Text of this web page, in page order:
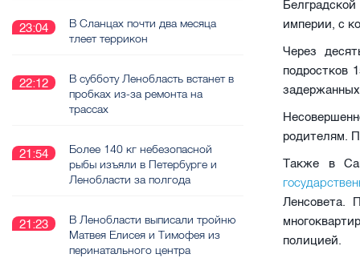
империи, с
Через
подростков
родителям.
Также в
Ленсовета.
полицией.
23:04
В Сланцах почти два месяца
тлеет террикон
22:12
В субботу Ленобласть встанет в
пробках из-за ремонта на
трассах
21:54
Более 140 кг небезопасной
рыбы изъяли в Петербурге и
Ленобласти за полгода
21:23
В Ленобласти выписали тройню
Матвея Елисея и Тимофея из
перинатального центра